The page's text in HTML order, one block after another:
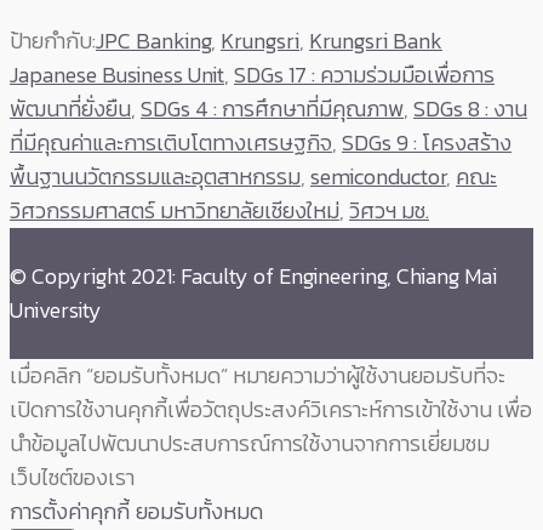
ป้ายกำกับ:JPC Banking, Krungsri, Krungsri Bank
Japanese Business Unit,SDGs 17 : ความร่วมมือเพื่อการ
พัฒนาที่ยั่งยืน,SDGs 4 : การศึกษาที่มีคุณภาพ,SDGs 8 : งาน
ที่มีคุณค่าและการเติบโตทางเศรษฐกิจ,SDGs 9 : โครงสร้าง
พื้นฐานนวัตกรรมและอุตสาหกรรม,semiconductor, คณะ
วิศวกรรมศาสตร์ มหาวิทยาลัยเชียงใหม่,วิศวฯ มช.
© Copyright 2021: Faculty of Engineering, Chiang Mai
University
เมื่อคลิก “ยอมรับทั้งหมด” หมายความว่าผู้ใช้งานยอมรับที่จะ
เปิดการใช้งานคุกกี้เพื่อวัตถุประสงค์วิเคราะห์การเข้าใช้งาน เพื่อ
นำข้อมูลไปพัฒนาประสบการณ์การใช้งานจากการเยี่ยมชม
เว็บไซต์ของเรา
การตั้งค่าคุกกี้ยอมรับทั้งหมด